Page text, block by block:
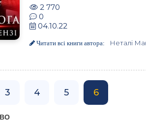
2 770
0
04.10.22
Читати всі книги автора: Неталі
3 4 5 6